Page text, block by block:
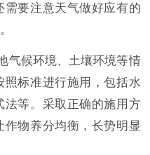
要注意天气做好应有的
气候环境、土壤环境等情
标准进行施用，包括水
等。采取正确的施用方
物养分均衡，长势明显